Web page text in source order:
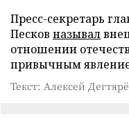
Пресс-секретарь
Песков называл
отношении
привычным
Текст: Алексей